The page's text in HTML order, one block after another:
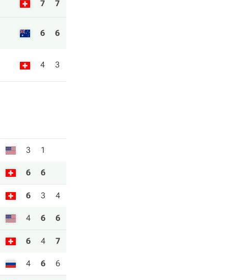
7 7
6 6
4 3
3 1
6 6
6 3 4
4 6 6
6 4 7
4 6 6